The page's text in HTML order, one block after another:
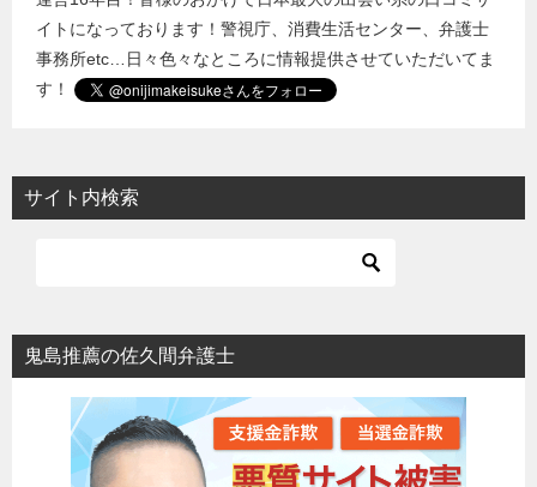
イトになっております！警視庁、消費生活センター、弁護士
事務所etc…日々色々なところに情報提供させていただいてま
す！
サイト内検索
鬼島推薦の佐久間弁護士